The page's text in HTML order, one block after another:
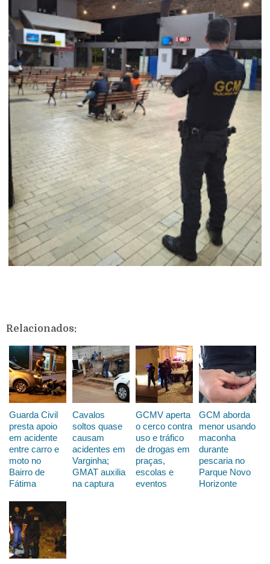
Relacionados:
Guarda Civil
presta apoio
em acidente
entre carro e
moto no
Bairro de
Fátima
Cavalos
soltos quase
causam
acidentes em
Varginha;
GMAT auxilia
na captura
GCMV aperta
o cerco contra
uso e tráfico
de drogas em
praças,
escolas e
eventos
GCM aborda
menor usando
maconha
durante
pescaria no
Parque Novo
Horizonte